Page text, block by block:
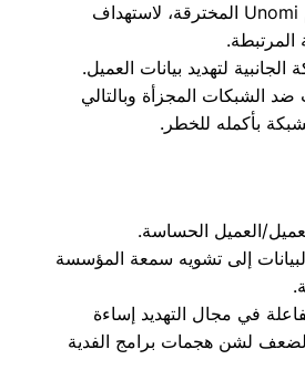
باستخدام خوادم Unomi المخترقة، لاستهداف
المرتبطة.
الجانبية لتهديد بيانات العميل.
الشبكات المجزأة وبالتالي
بأكمله للخطر.
العميل الحساسة.
إلى تشويه سمعة المؤسسة
في مجال التهديد إساءة
لشن هجمات برامج الفدية